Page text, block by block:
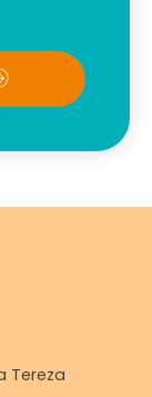
Tereza